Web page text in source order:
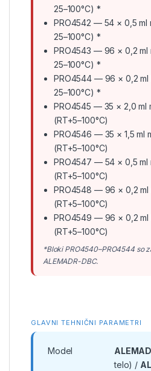
25–100°C) *
PRO4542 — 54 × 0,5 ml
25–100°C) *
PRO4543 — 96 × 0,2 ml
25–100°C) *
PRO4544 — 96 × 0,2 ml
25–100°C) *
PRO4545 — 35 × 2,0 ml
(RT+5–100°C)
PRO4546 — 35 × 1,5 ml
(RT+5–100°C)
PRO4547 — 54 × 0,5 ml
(RT+5–100°C)
PRO4548 — 96 × 0,2 ml
(RT+5–100°C)
PRO4549 — 96 × 0,2 ml
(RT+5–100°C)
*Bloki PRO4540–PRO4544 so
ALEMADR-DBC.
GLAVNI TEHNIČNI PARAMETRI
Model
telo) /